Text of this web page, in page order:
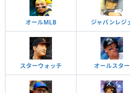
オールMLB ジャパンレジ
スターウォッチ オールスター